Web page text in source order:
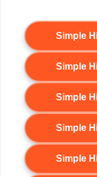
Simple
Simple
Simple
Simple
Simple